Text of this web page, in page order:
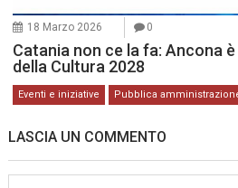
18 Marzo 2026 0
Catania non ce la fa: Ancona
della Cultura 2028
Eventi e iniziative Pubblica
LASCIA UN COMMENTO